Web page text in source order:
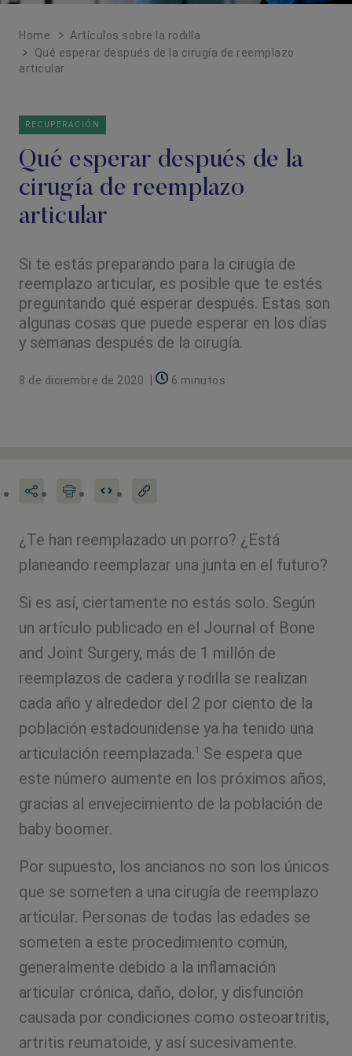
Home
Artículos sobre la rodilla
Qué esperar después de la cirugía de reemplazo
articular
RECUPERACIÓN
Qué esperar después de la
cirugía de reemplazo
articular
Si te estás preparando para la cirugía de
reemplazo articular, es posible que te estés
preguntando qué esperar después. Estas son
algunas cosas que puede esperar en los días
y semanas después de la cirugía.
8 de diciembre de 2020 6 minutos
¿Te han reemplazado un porro? ¿Está
planeando reemplazar una junta en el futuro?
Si es así, ciertamente no estás solo. Según
un artículo publicado en el Journal of Bone
and Joint Surgery, más de 1 millón de
reemplazos de cadera y rodilla se realizan
cada año y alrededor del 2 por ciento de la
población estadounidense ya ha tenido una
articulación reemplazada.1
Se espera que
este número aumente en los próximos años,
gracias al envejecimiento de la población de
baby boomer.
Por supuesto, los ancianos no son los únicos
que se someten a una cirugía de reemplazo
articular. Personas de todas las edades se
someten a este procedimiento común,
generalmente debido a la inflamación
articular crónica, daño, dolor, y disfunción
causada por condiciones como osteoartritis,
artritis reumatoide, y así sucesivamente.